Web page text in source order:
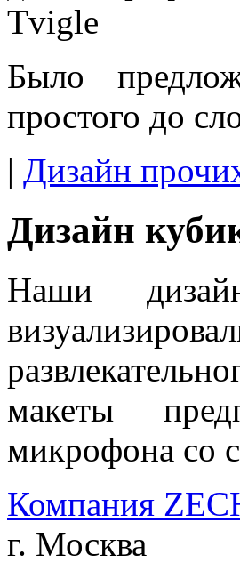
Было
простого до
| Дизайн
Дизайн
Наши
макеты
микрофона со
Компания
г. Москва